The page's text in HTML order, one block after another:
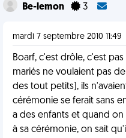
Be-lemon 3
mardi 7 septembre 2010 11:49
Boarf, c'est drôle, c'est
mariés ne voulaient pas
des tout petits), ils
cérémonie se ferait sans
a des enfants et quand
à sa cérémonie, on sait